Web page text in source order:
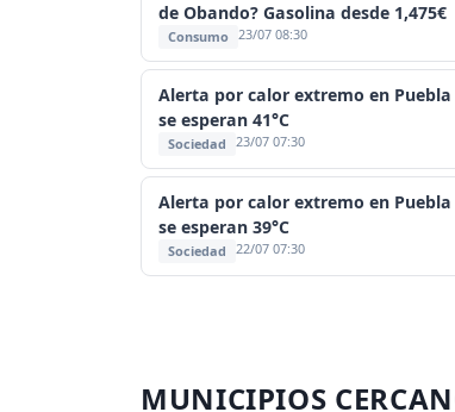
de Obando? Gasolina desde 1,475€
Consumo 23/07 08:30
Alerta por calor extremo en Puebla
se esperan 41°C
Sociedad 23/07 07:30
Alerta por calor extremo en Puebla
se esperan 39°C
Sociedad 22/07 07:30
MUNICIPIOS